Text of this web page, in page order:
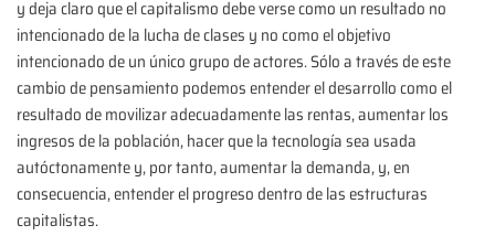
y deja claro que el capitalismo debe verse como un resultado no
intencionado de la lucha de clases y no como el objetivo
intencionado de un único grupo de actores. Sólo a través de este
cambio de pensamiento podemos entender el desarrollo como el
resultado de movilizar adecuadamente las rentas, aumentar los
ingresos de la población, hacer que la tecnología sea usada
autóctonamente y, por tanto, aumentar la demanda, y, en
consecuencia, entender el progreso dentro de las estructuras
capitalistas.